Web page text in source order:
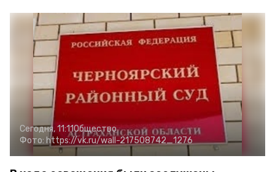
Сегодня, 11:11Общество
Фото: https://vk.ru/wall-217508742_1276